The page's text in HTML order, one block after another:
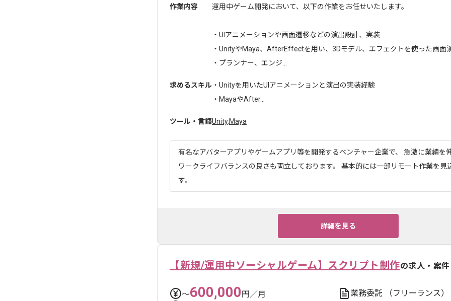
作業内容 運用中ゲーム開発において、以下の作業をお任せいたします。
・UIアニメーションや画面遷移などの演出設計、実装
・UnityやMaya、AfterEffectを用い、3Dモデル、エフェクトを使った画面
・プランナー、エンジ...
求めるスキル ・Unityを用いたUIアニメーションと演出の実装経験
・MayaやAfter...
ツール・言語Unity,Maya
有名なアバターアプリやゲームアプリ等を開発するベンチャー企業で、 急激に業績を
ワークライフバランスの良さも両立しております。 基本的には一部リモート作業を見
す。
詳細を見る
【新規/運用中ソーシャルゲーム】スクリプト制作の求人・案件
〜600,000円／月 業務委託
（フリーランス）